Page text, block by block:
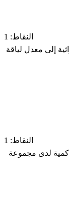
النقاط: 1
إلى معدل لياقة
النقاط: 1
لدى مجموعة